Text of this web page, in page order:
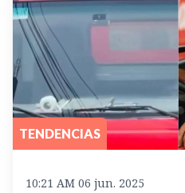
TENDENCIAS
10:21 AM 06 jun. 2025